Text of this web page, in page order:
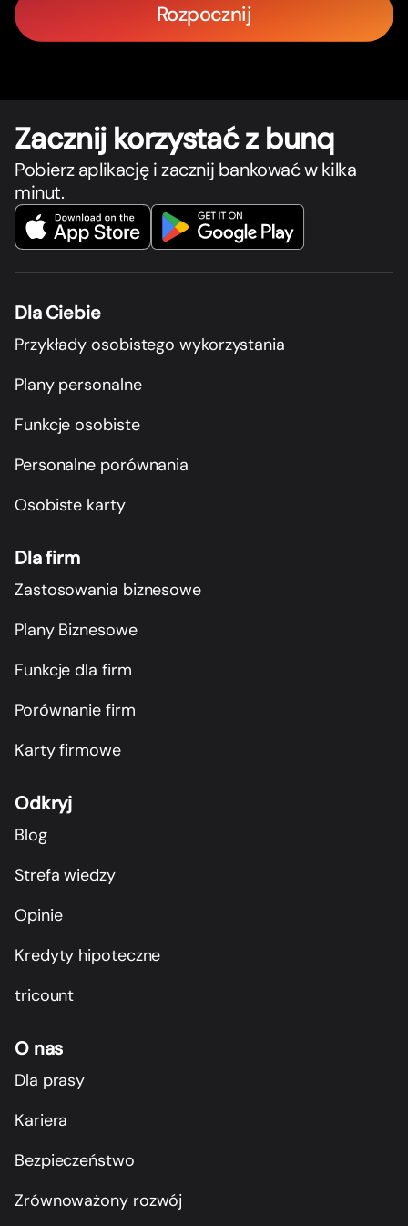
Rozpocznij
Zacznij korzystać z bunq
Pobierz aplikację i zacznij bankować w kilka
minut.
Dla Ciebie
Przykłady osobistego wykorzystania
Plany personalne
Funkcje osobiste
Personalne porównania
Osobiste karty
Dla firm
Zastosowania biznesowe
Plany Biznesowe
Funkcje dla firm
Porównanie firm
Karty firmowe
Odkryj
Blog
Strefa wiedzy
Opinie
Kredyty hipoteczne
tricount
O nas
Dla prasy
Kariera
Bezpieczeństwo
Zrównoważony rozwój